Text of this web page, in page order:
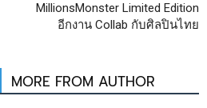
MillionsMonster Limited Edition
อีกงาน Collab กับศิลปินไทย
MORE FROM AUTHOR